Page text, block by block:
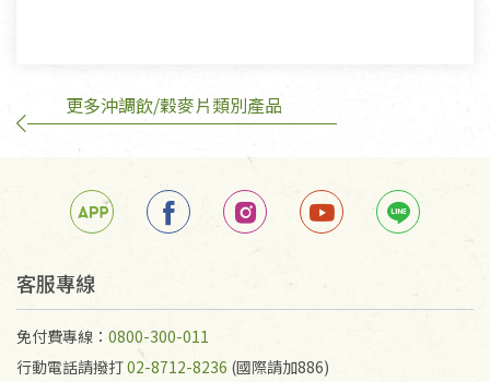
訂購手抄稿退貨需知：
若未保持原包裝方式或未使用原箱退回，導致書籍有
任何折損、磨損、污損或凹角，將不接受退貨，也不
不接受退貨之手抄稿，為敬重法寶故，里仁網購無法
代為結緣處理等。 若需將手抄稿寄還給消費者，因而
產生的運費100元/箱將由消費者負擔。
更多沖調飲/穀麥片類別產品
客服專線
免付費專線： 0800-300-011
行動電話請撥打02-8712-8236 (國際請加886)